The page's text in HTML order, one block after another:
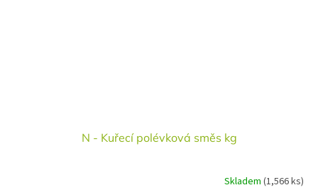
N - Kuřecí polévková směs kg
Skladem (1,566 ks)